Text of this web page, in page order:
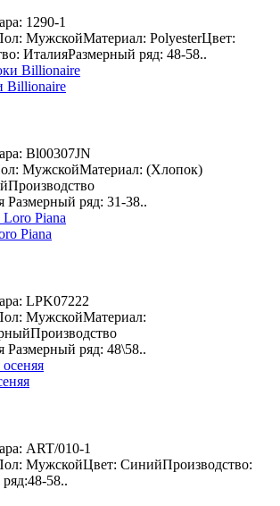
1290-1
МужскойМатериал: PolyesterЦвет:
ИталияРазмерный ряд: 48-58..
Billionaire
Bl00307JN
МужскойМатериал: (Хлопок)
Размерный ряд: 31-38..
Piana
LPK07222
МужскойМатериал:
Размерный ряд: 48\58..
ART/010-1
МужскойЦвет: СинийПроизводство:
58..